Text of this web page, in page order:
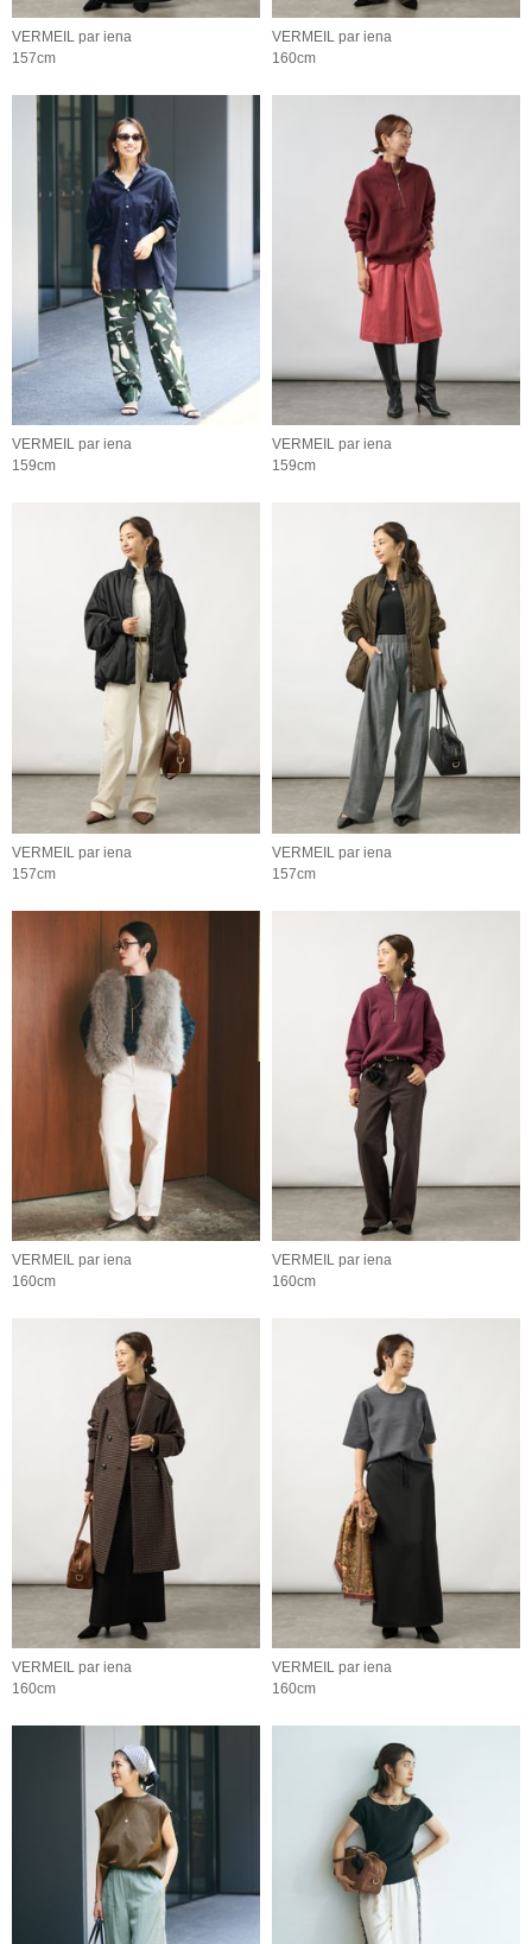
VERMEIL par iena
157cm
VERMEIL par iena
160cm
VERMEIL par iena
159cm
VERMEIL par iena
159cm
VERMEIL par iena
157cm
VERMEIL par iena
157cm
VERMEIL par iena
160cm
VERMEIL par iena
160cm
VERMEIL par iena
160cm
VERMEIL par iena
160cm